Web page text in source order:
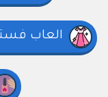
العاب